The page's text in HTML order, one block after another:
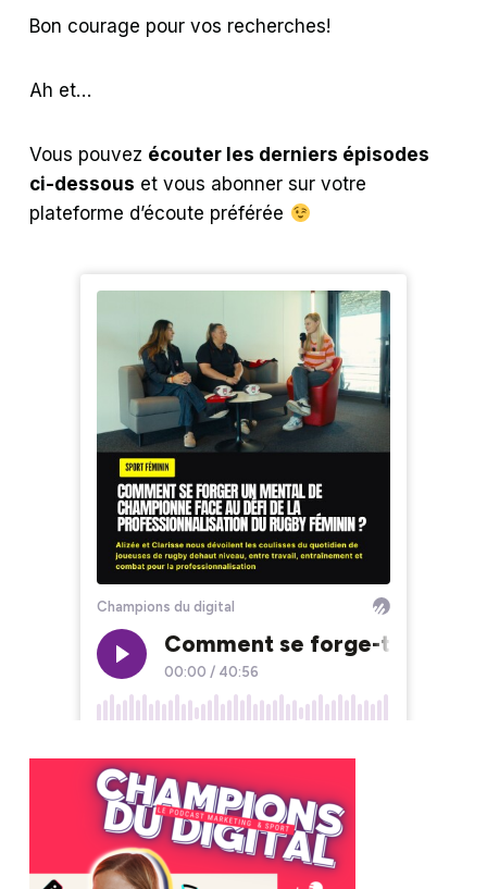
Bon courage pour vos recherches!
Ah et…
Vous pouvez écouter les derniers épisodes
ci-dessous et vous abonner sur votre
plateforme d’écoute préférée